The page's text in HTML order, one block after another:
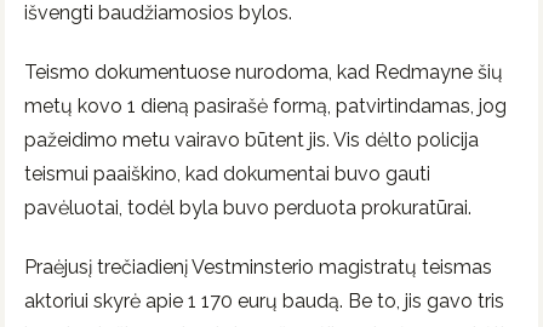
išvengti baudžiamosios bylos.
Teismo dokumentuose nurodoma, kad Redmayne šių
metų kovo 1 dieną pasirašė formą, patvirtindamas, jog
pažeidimo metu vairavo būtent jis. Vis dėlto policija
teismui paaiškino, kad dokumentai buvo gauti
pavėluotai, todėl byla buvo perduota prokuratūrai.
Praėjusį trečiadienį Vestminsterio magistratų teismas
aktoriui skyrė apie 1 170 eurų baudą. Be to, jis gavo tris